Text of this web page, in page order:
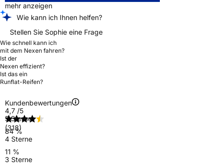
mehr anzeigen
Wie kann ich Ihnen helfen?
Stellen Sie Sophie eine Frage
Wie schnell kann ich
mit dem Nexen fahren?
Ist der
Nexen effizient?
Ist das ein
Runflat-Reifen?
Kundenbewertungen
4,7 /5
(318)
5 Sterne
84 %
4 Sterne
11 %
3 Sterne